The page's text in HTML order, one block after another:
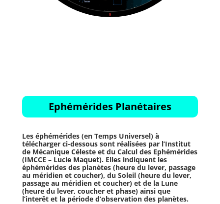
Ephémérides Planétaires
Les éphémérides (en Temps Universel) à
télécharger ci-dessous sont réalisées par l’Institut
de Mécanique Céleste et du Calcul des Ephémérides
(IMCCE – Lucie Maquet). Elles indiquent les
éphémérides des planètes (heure du lever, passage
au méridien et coucher), du Soleil (heure du lever,
passage au méridien et coucher) et de la Lune
(heure du lever, coucher et phase) ainsi que
l’interêt et la période d’observation des planètes.